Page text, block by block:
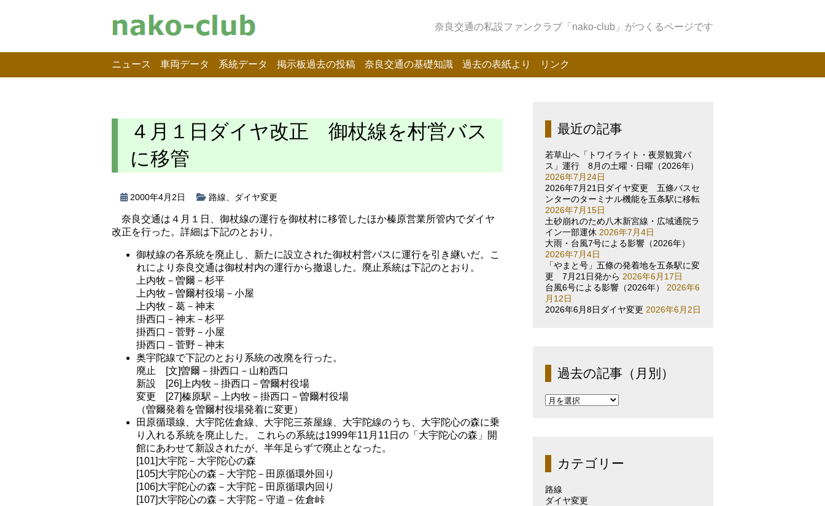
奈良交通の私設ファンクラブ「nako-club」がつくるページです
ニュース 車両データ 系統データ 掲示板過去の投稿 奈良交通の基礎知識 過去の表紙より リンク
４月１日ダイヤ改正 御杖線を村営バス
に移管
2000年4月2日 路線 ダイヤ変更
奈良交通は４月１日、御杖線の運行を御杖村に移管したほか榛原営業所管内でダイヤ
改正を行った。詳細は下記のとおり。
御杖線の各系統を廃止し、新たに設立された御杖村営バスに運行を引き継いだ。こ
れにより奈良交通は御杖村内の運行から撤退した。廃止系統は下記のとおり。
上内牧－曽爾－杉平
上内牧－曽爾村役場－小屋
上内牧－葛－神末
掛西口－神末－杉平
掛西口－菅野－小屋
掛西口－菅野－神末
奥宇陀線で下記のとおり系統の改廃を行った。
廃止 [文]曽爾－掛西口－山粕西口
新設 [26]上内牧－掛西口－曽爾村役場
変更 [27]榛原駅－上内牧－掛西口－曽爾村役場
（曽爾発着を曽爾村役場発着に変更）
田原循環線、大宇陀佐倉線、大宇陀三茶屋線、大宇陀線のうち、大宇陀心の森に乗
り入れる系統を廃止した。 これらの系統は1999年11月11日の「大宇陀心の森」開
館にあわせて新設されたが、半年足らずで廃止となった。
[101]大宇陀－大宇陀心の森
[105]大宇陀心の森－大宇陀－田原循環外回り
[106]大宇陀心の森－大宇陀－田原循環内回り
[107]大宇陀心の森－大宇陀－守道－佐倉峠
最近の記事
若草山へ「トワイライト・夜景観賞バ
ス」運行 8月の土曜・日曜（2026年）
2026年7月24日
2026年7月21日ダイヤ変更 五條バスセ
ンターのターミナル機能を五条駅に移転
2026年7月15日
土砂崩れのため八木新宮線・広域通院ラ
イン一部運休 2026年7月4日
大雨・台風7号による影響（2026年）
2026年7月4日
「やまと号」五條の発着地を五条駅に変
更 7月21日発から 2026年6月17日
台風6号による影響（2026年）
2026年6
月12日
2026年6月8日ダイヤ変更 2026年6月2日
過去の記事（月別）
過
（月
別）カテゴリー
路線
ダイヤ変更